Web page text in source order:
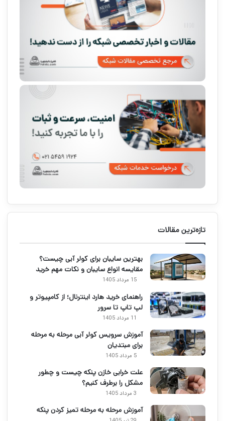
تازه‌ترین مقالات
بهترین سایبان برای کولر آبی چیست؟
مقایسه انواع سایبان و نکات مهم خرید
15 مرداد 1405
راهنمای خرید هارد اینترنال؛ از کامپیوتر و
لپ تاپ تا سرور
11 مرداد 1405
آموزش سرویس کولر آبی مرحله به مرحله
برای مبتدیان
5 مرداد 1405
علت خرابی خازن پنکه چیست و چطور
مشکل را برطرف کنیم؟
3 مرداد 1405
آموزش مرحله به مرحله تمیز کردن پنکه